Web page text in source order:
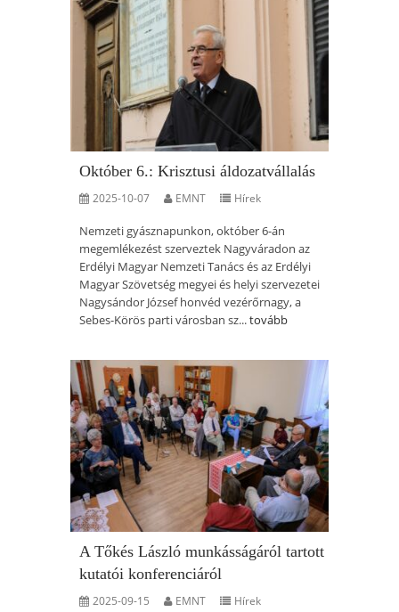
Október 6.: Krisztusi áldozatvállalás
2025-10-07 EMNT Hírek
Nemzeti gyásznapunkon, október 6-án
megemlékezést szerveztek Nagyváradon az
Erdélyi Magyar Nemzeti Tanács és az Erdélyi
Magyar Szövetség megyei és helyi szervezetei
Nagysándor József honvéd vezérőrnagy, a
Sebes-Körös parti városban sz...tovább
A Tőkés László munkásságáról tartott
kutatói konferenciáról
2025-09-15 EMNT Hírek